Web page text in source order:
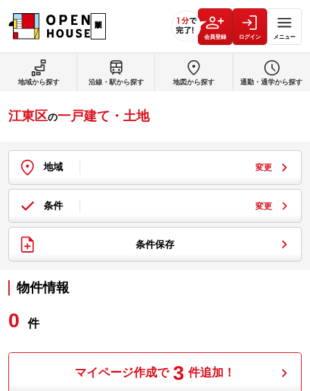
会員登録 ログイン メニュー
江東区の一戸建て・土地
地域 変更
条件 変更
条件保存
物件情報
0 件
マイページ作成で 3 件追加！
地域から探す 沿線・駅から探す 地図から探す 通勤・通学から探す